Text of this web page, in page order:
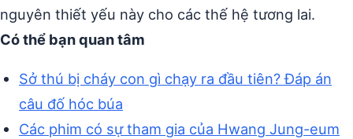
nguyên thiết yếu này cho các thế hệ tương lai.
Có thể bạn quan tâm
Sở thú bị cháy con gì chạy ra đầu tiên? Đáp án
câu đố hóc búa
Các phim có sự tham gia của Hwang Jung-eum